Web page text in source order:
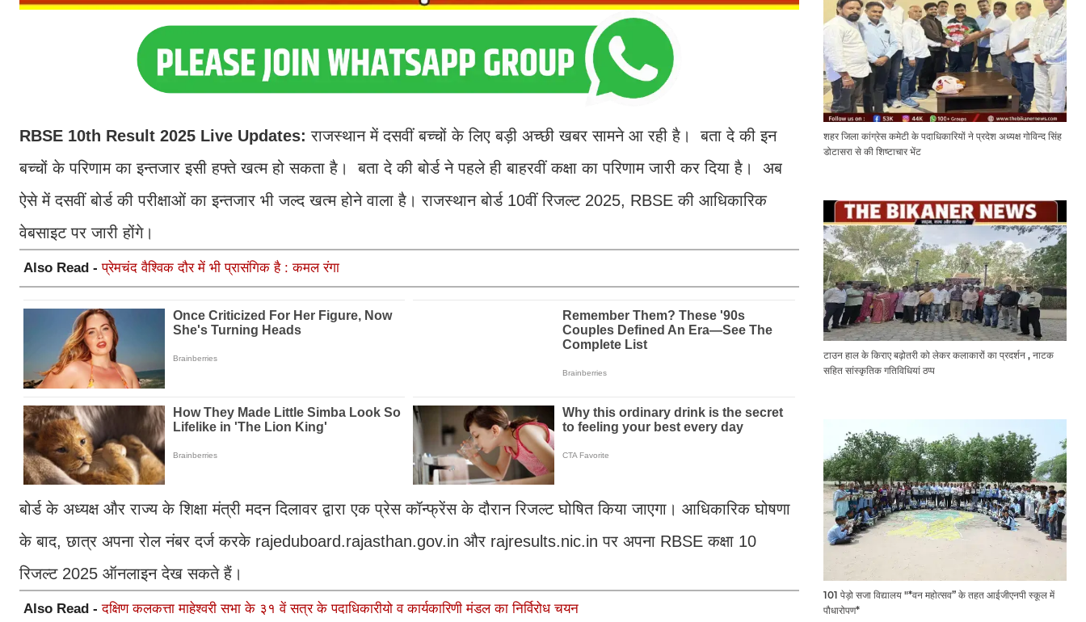
RBSE 10th Result 2025 Live Updates: राजस्थान में दसवीं बच्चों के लिए बड़ी अच्छी खबर सामने आ रही है। बता दे की इन
बच्चों के परिणाम का इन्तजार इसी हफ्ते खत्म हो सकता है। बता दे की बोर्ड ने पहले ही बाहरवीं कक्षा का परिणाम जारी कर दिया है। अब
ऐसे में दसवीं बोर्ड की परीक्षाओं का इन्तजार भी जल्द खत्म होने वाला है। राजस्थान बोर्ड 10वीं रिजल्ट 2025, RBSE की आधिकारिक
वेबसाइट पर जारी होंगे।
Also Read -प्रेमचंद वैश्विक दौर में भी प्रासंगिक है : कमल रंगा
बोर्ड के अध्यक्ष और राज्य के शिक्षा मंत्री मदन दिलावर द्वारा एक प्रेस कॉन्फ्रेंस के दौरान रिजल्ट घोषित किया जाएगा। आधिकारिक घोषणा
के बाद, छात्र अपना रोल नंबर दर्ज करके rajeduboard.rajasthan.gov.in और rajresults.nic.in पर अपना RBSE कक्षा 10
रिजल्ट 2025 ऑनलाइन देख सकते हैं।
Also Read -दक्षिण कलकत्ता माहेश्वरी सभा के ३१ वें सत्र के पदाधिकारीयो व कार्यकारिणी मंडल का निर्विरोध चयन
शहर जिला कांग्रेस कमेटी के पदाधिकारियों ने प्रदेश अध्यक्ष गोविन्द सिंह
डोटासरा से की शिष्टाचार भेंट
टाउन हाल के किराए बढ़ोतरी को लेकर कलाकारों का प्रदर्शन , नाटक
सहित सांस्कृतिक गतिविधियां ठप्प
101 पेड़ो सजा विद्यालय "*वन महोत्सव” के तहत आईजीएनपी स्कूल में
पौधारोपण*